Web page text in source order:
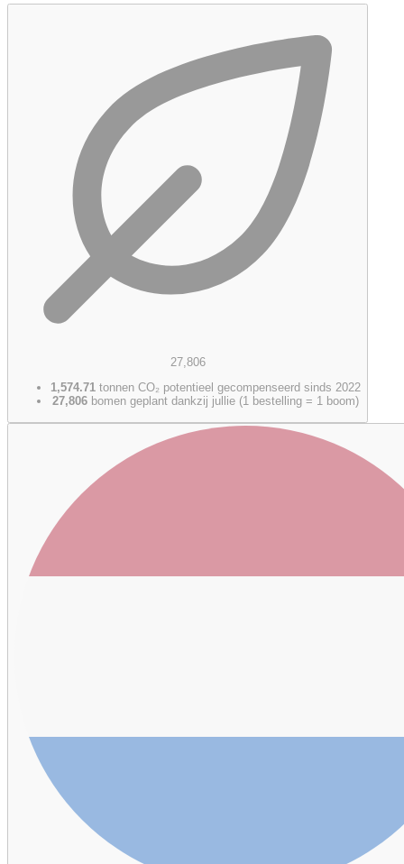
27,806
1,574.71 tonnen CO₂ potentieel gecompenseerd sinds 2022
27,806 bomen geplant dankzij jullie (1 bestelling = 1 boom)